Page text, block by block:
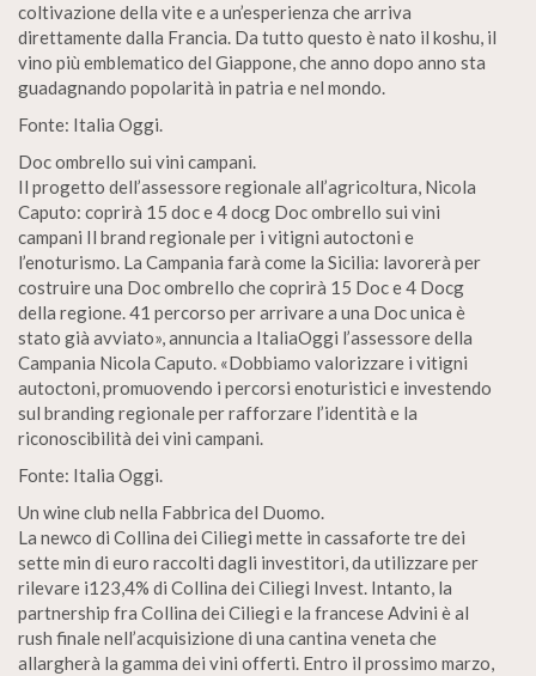
coltivazione della vite e a un’esperienza che arriva
direttamente dalla Francia. Da tutto questo è nato il koshu, il
vino più emblematico del Giappone, che anno dopo anno sta
guadagnando popolarità in patria e nel mondo.
Fonte: Italia Oggi.
Doc ombrello sui vini campani.
Il progetto dell’assessore regionale all’agricoltura, Nicola
Caputo: coprirà 15 doc e 4 docg Doc ombrello sui vini
campani Il brand regionale per i vitigni autoctoni e
l’enoturismo. La Campania farà come la Sicilia: lavorerà per
costruire una Doc ombrello che coprirà 15 Doc e 4 Docg
della regione. 41 percorso per arrivare a una Doc unica è
stato già avviato», annuncia a ItaliaOggi l’assessore della
Campania Nicola Caputo. «Dobbiamo valorizzare i vitigni
autoctoni, promuovendo i percorsi enoturistici e investendo
sul branding regionale per rafforzare l’identità e la
riconoscibilità dei vini campani.
Fonte: Italia Oggi.
Un wine club nella Fabbrica del Duomo.
La newco di Collina dei Ciliegi mette in cassaforte tre dei
sette min di euro raccolti dagli investitori, da utilizzare per
rilevare i123,4% di Collina dei Ciliegi Invest. Intanto, la
partnership fra Collina dei Ciliegi e la francese Advini è al
rush finale nell’acquisizione di una cantina veneta che
allargherà la gamma dei vini offerti. Entro il prossimo marzo,